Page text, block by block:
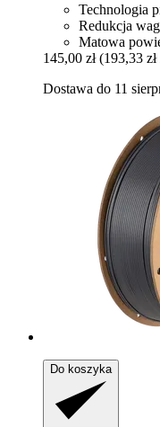
Technologia
Redukcja
Matowa
145,00 zł (193,33
Dostawa do 11
Do koszyka